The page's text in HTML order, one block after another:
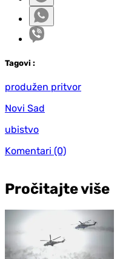
Tagovi :
produžen pritvor
Novi Sad
ubistvo
Komentari (0)
Pročitajte više